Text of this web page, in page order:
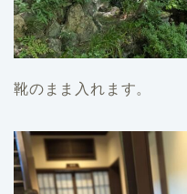
靴のまま入れます。